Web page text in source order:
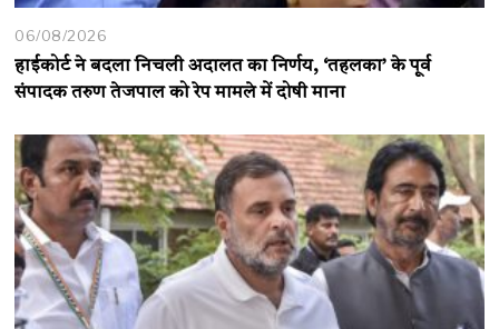
06/08/2026
हाईकोर्ट ने बदला निचली अदालत का निर्णय, ‘तहलका’ के पूर्व
संपादक तरुण तेजपाल को रेप मामले में दोषी माना